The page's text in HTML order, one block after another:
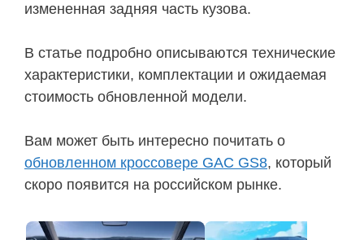
измененная задняя часть кузова.
В статье подробно описываются технические
характеристики, комплектации и ожидаемая
стоимость обновленной модели.
Вам может быть интересно почитать о
обновленном кроссовере GAC GS8, который
скоро появится на российском рынке.